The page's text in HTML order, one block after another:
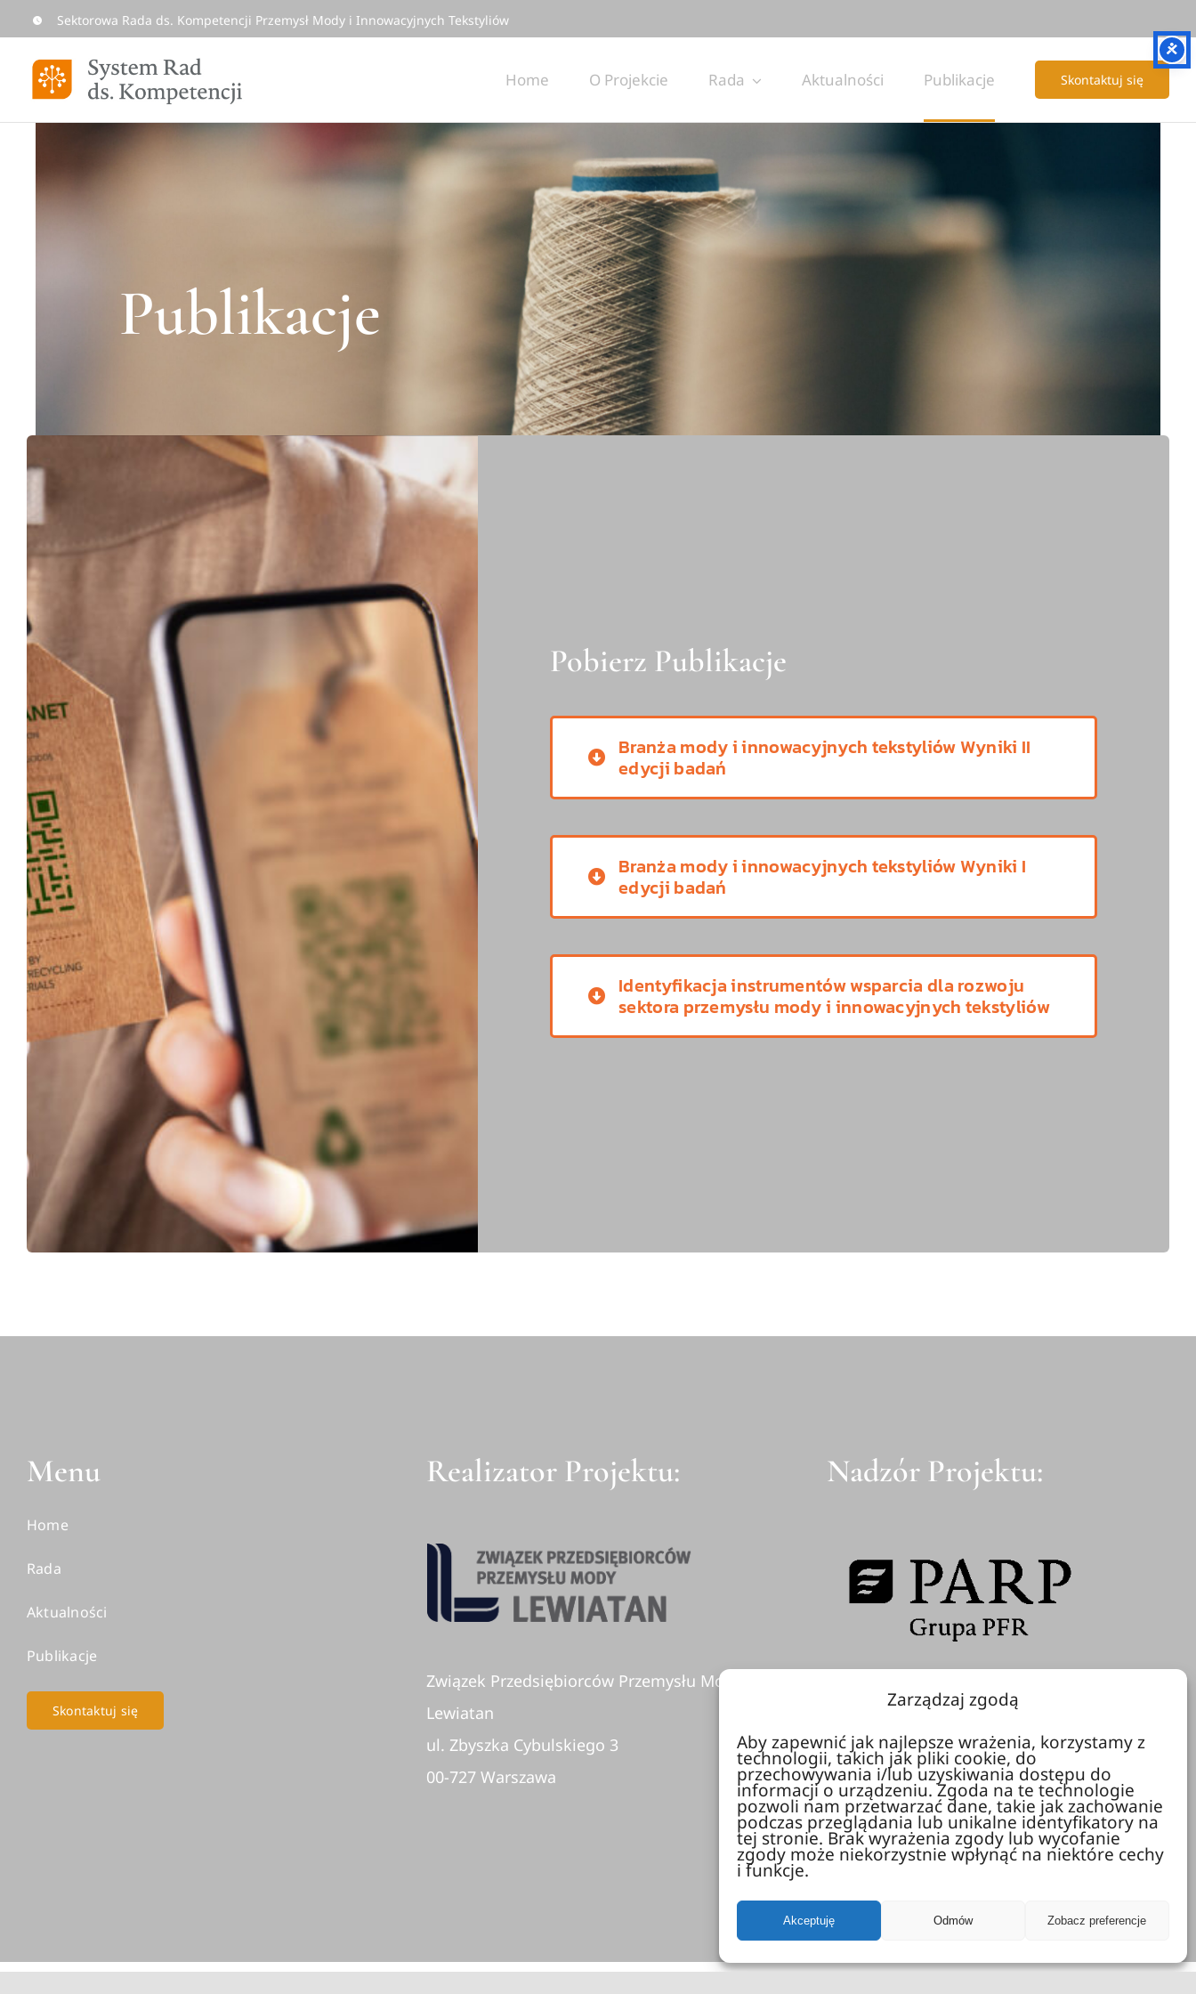
Zarządzaj zgodą
Aby zapewnić jak najlepsze wrażenia, korzystamy z
technologii, takich jak pliki cookie, do
przechowywania i/lub uzyskiwania dostępu do
informacji o urządzeniu. Zgoda na te technologie
pozwoli nam przetwarzać dane, takie jak zachowanie
podczas przeglądania lub unikalne identyfikatory na
tej stronie. Brak wyrażenia zgody lub wycofanie
zgody może niekorzystnie wpłynąć na niektóre cechy
i funkcje.
Akceptuję Odmów Zobacz preferencje
content
Sektorowa Rada ds. Kompetencji Przemysł Mody i Innowacyjnych Tekstyliów
Home O Projekcie Rada Aktualności Publikacje Skontaktuj się
Publikacje
Pobierz Publikacje
Branża mody i innowacyjnych tekstyliów Wyniki II
edycji badań
Branża mody i innowacyjnych tekstyliów Wyniki I
edycji badań
Identyfikacja instrumentów wsparcia dla rozwoju
sektora przemysłu mody i innowacyjnych tekstyliów
Menu
Home
Rada
Aktualności
Publikacje
Skontaktuj się
Realizator Projektu:
Związek Przedsiębiorców Przemysłu Mody
Lewiatan
ul. Zbyszka Cybulskiego 3
00-727 Warszawa
Nadzór Projektu:
ul. Pańska 81/83
00-834 Warszawa